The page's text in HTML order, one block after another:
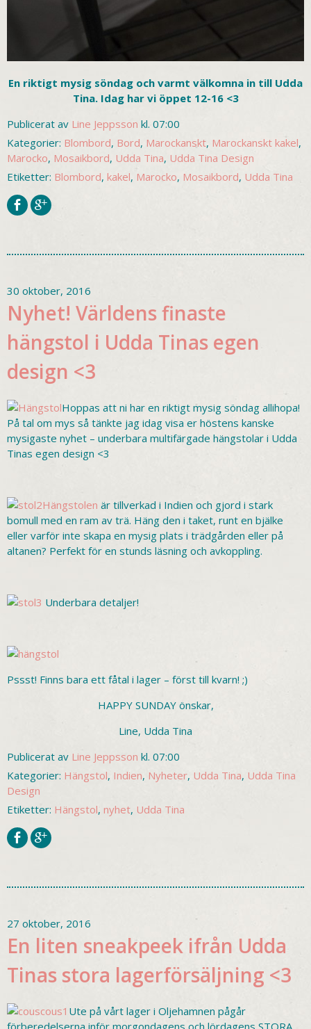
En riktigt mysig söndag och varmt välkomna in till Udda
Tina. Idag har vi öppet 12-16 <3
Publicerat av Line Jeppsson kl. 07:00
Kategorier: Blombord, Bord, Marockanskt, Marockanskt kakel,
Marocko, Mosaikbord, Udda Tina, Udda Tina Design
Etiketter: Blombord, kakel, Marocko, Mosaikbord, Udda Tina
30 oktober, 2016
Nyhet! Världens finaste
hängstol i Udda Tinas egen
design <3
Hoppas att ni har en riktigt mysig söndag allihopa!
På tal om mys så tänkte jag idag visa er höstens kanske
mysigaste nyhet – underbara multifärgade hängstolar i Udda
Tinas egen design <3
Hängstolen är tillverkad i Indien och gjord i stark
bomull med en ram av trä. Häng den i taket, runt en bjälke
eller varför inte skapa en mysig plats i trädgården eller på
altanen? Perfekt för en stunds läsning och avkoppling.
Underbara detaljer!
Pssst! Finns bara ett fåtal i lager – först till kvarn! ;)
HAPPY SUNDAY önskar,
Line, Udda Tina
Publicerat av Line Jeppsson kl. 07:00
Kategorier: Hängstol, Indien, Nyheter, Udda Tina, Udda Tina
Design
Etiketter: Hängstol, nyhet, Udda Tina
27 oktober, 2016
En liten sneakpeek ifrån Udda
Tinas stora lagerförsäljning <3
Ute på vårt lager i Oljehamnen pågår
förberedelserna inför morgondagens och lördagens STORA